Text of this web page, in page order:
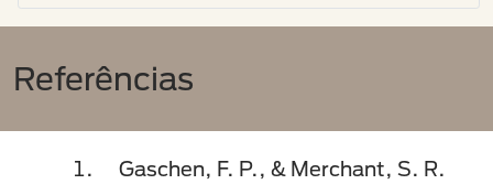
Referências
Gaschen, F. P., & Merchant, S. R.